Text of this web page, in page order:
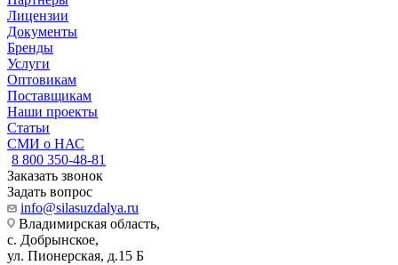
Лицензии
Документы
Бренды
Услуги
Оптовикам
Поставщикам
Наши проекты
Статьи
СМИ о НАС
8 800 350-48-81
Заказать звонок
Задать вопрос
info@silasuzdalya.ru
Владимирская область,
с. Добрынское,
ул. Пионерская, д.15 Б